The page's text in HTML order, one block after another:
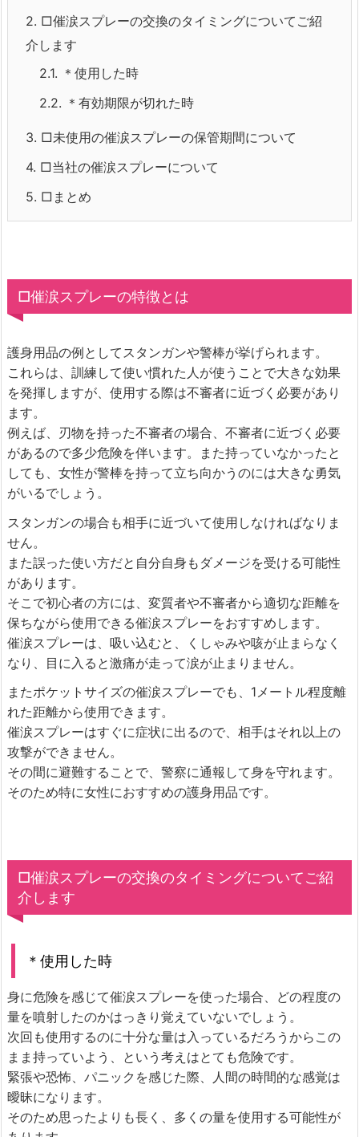
2. □催涙スプレーの交換のタイミングについてご紹
介します
2.1. ＊使用した時
2.2. ＊有効期限が切れた時
3. □未使用の催涙スプレーの保管期間について
4. □当社の催涙スプレーについて
5. □まとめ
□催涙スプレーの特徴とは
護身用品の例としてスタンガンや警棒が挙げられます。
これらは、訓練して使い慣れた人が使うことで大きな効果
を発揮しますが、使用する際は不審者に近づく必要があり
ます。
例えば、刃物を持った不審者の場合、不審者に近づく必要
があるので多少危険を伴います。また持っていなかったと
しても、女性が警棒を持って立ち向かうのには大きな勇気
がいるでしょう。
スタンガンの場合も相手に近づいて使用しなければなりま
せん。
また誤った使い方だと自分自身もダメージを受ける可能性
があります。
そこで初心者の方には、変質者や不審者から適切な距離を
保ちながら使用できる催涙スプレーをおすすめします。
催涙スプレーは、吸い込むと、くしゃみや咳が止まらなく
なり、目に入ると激痛が走って涙が止まりません。
またポケットサイズの催涙スプレーでも、1メートル程度離
れた距離から使用できます。
催涙スプレーはすぐに症状に出るので、相手はそれ以上の
攻撃ができません。
その間に避難することで、警察に通報して身を守れます。
そのため特に女性におすすめの護身用品です。
□催涙スプレーの交換のタイミングについてご紹
介します
＊使用した時
身に危険を感じて催涙スプレーを使った場合、どの程度の
量を噴射したのかはっきり覚えていないでしょう。
次回も使用するのに十分な量は入っているだろうからこの
まま持っていよう、という考えはとても危険です。
緊張や恐怖、パニックを感じた際、人間の時間的な感覚は
曖昧になります。
そのため思ったよりも長く、多くの量を使用する可能性が